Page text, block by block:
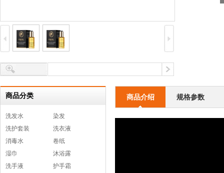
商品分类
洗发水
染发
洗护套装
洗衣液
消毒水
卷纸
湿巾
沐浴露
洗手液
护手霜
商品介绍 规格参数